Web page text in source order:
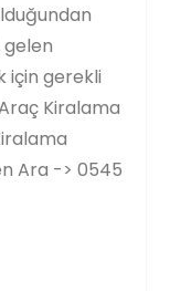
gelen
için gerekli
Kiralama
Ara -> 0545